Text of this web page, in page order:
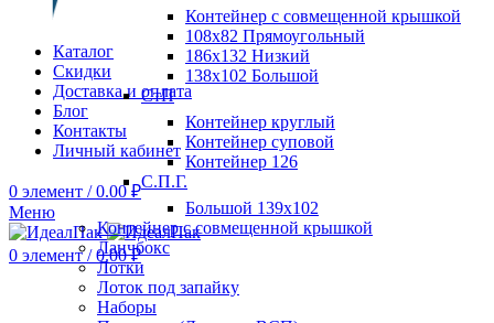
Каталог
Скидки
Доставка и оплата
Блог
Контакты
Личный кабинет
0 элемент / 0.00₽
Меню
0 элемент / 0.00₽
Контейнер с совмещенной крышкой
108х82 Прямоугольный
186х132 Низкий
138х102 Большой
СтП
Контейнер круглый
Контейнер суповой
Контейнер 126
С.П.Г.
Большой 139х102
Контейнер с совмещенной крышкой
Ланчбокс
Лотки
Лоток под запайку
Наборы